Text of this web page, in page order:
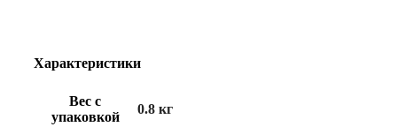
Характеристики
Вес с
упаковкой
0.8 кг